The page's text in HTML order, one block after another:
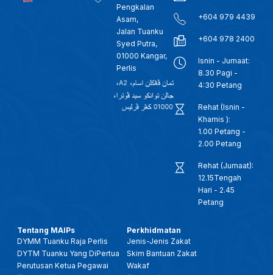
Pengkalan
Asam,
Jalan Tuanku
Syed Putra,
01000 Kangar,
Perlis
+604 979 4439
+604 978 2400
Isnin - Jumaat:
8.30 Pagi -
4:30 Petang
Rehat (Isnin -
Khamis ):
1.00 Petang -
2.00 Petang
Rehat (Jumaat):
12.15Tengah
Hari - 2.45
Petang
Tentang MAIPs
DYMM Tuanku Raja Perlis
DYTM Tuanku Yang DiPertua
Perutusan Ketua Pegawai
Perkhidmatan
Jenis-Jenis Zakat
Skim Bantuan Zakat
Wakaf